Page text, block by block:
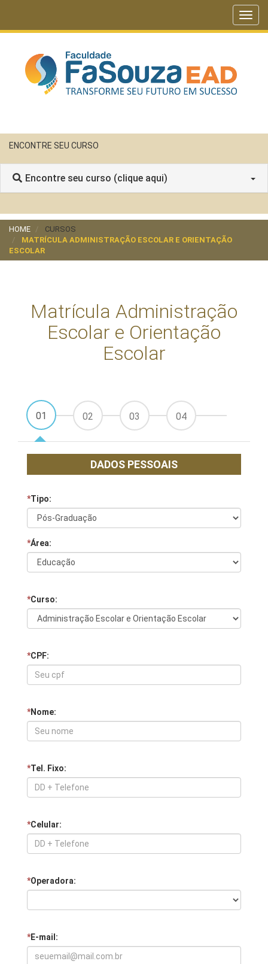
ENCONTRE SEU CURSO
Encontre seu curso (clique aqui)
HOME
CURSOS
MATRÍCULA ADMINISTRAÇÃO ESCOLAR E ORIENTAÇÃO
ESCOLAR
Matrícula Administração
Escolar e Orientação
Escolar
01 02 03 04
DADOS PESSOAIS
*Tipo:
*Área:
*Curso:
*CPF:
*Nome:
*Tel. Fixo:
*Celular:
*Operadora:
*E-mail: